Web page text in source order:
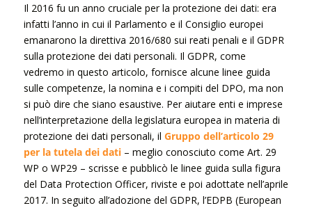
Il 2016 fu un anno cruciale per la protezione dei dati: era
infatti l’anno in cui il Parlamento e il Consiglio europei
emanarono la direttiva 2016/680 sui reati penali e il GDPR
sulla protezione dei dati personali. Il GDPR, come
vedremo in questo articolo, fornisce alcune linee guida
sulle competenze, la nomina e i compiti del DPO, ma non
si può dire che siano esaustive. Per aiutare enti e imprese
nell’interpretazione della legislatura europea in materia di
protezione dei dati personali, il Gruppo dell’articolo 29
per la tutela dei dati– meglio conosciuto come Art. 29
WP o WP29 – scrisse e pubblicò le linee guida sulla figura
del Data Protection Officer, riviste e poi adottate nell’aprile
2017. In seguito all’adozione del GDPR, l’EDPB (European